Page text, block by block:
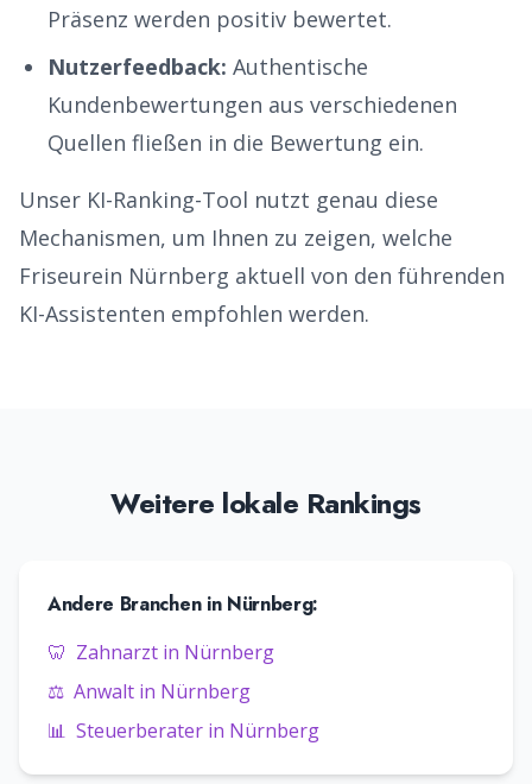
Präsenz werden positiv bewertet.
Nutzerfeedback: Authentische
Kundenbewertungen aus verschiedenen
Quellen fließen in die Bewertung ein.
Unser KI-Ranking-Tool nutzt genau diese
Mechanismen, um Ihnen zu zeigen, welche
Friseurein Nürnberg aktuell von den führenden
KI-Assistenten empfohlen werden.
Weitere lokale Rankings
Andere Branchen in Nürnberg:
🦷 Zahnarzt in Nürnberg
⚖️ Anwalt in Nürnberg
📊 Steuerberater in Nürnberg